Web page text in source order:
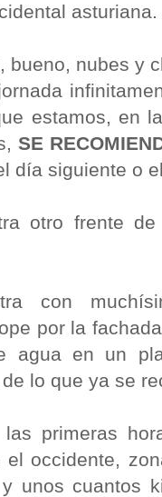
asturiana.
bueno, nubes y
estamos, en
SE
día siguiente o
otro frente
con
por la
agua en un
lo que ya se
las primeras
occidente,
unos cuantos